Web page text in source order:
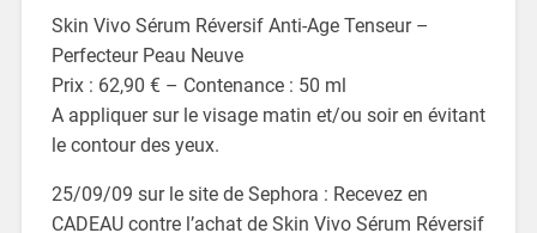
Skin Vivo Sérum Réversif Anti-Age Tenseur –
Perfecteur Peau Neuve
Prix : 62,90 € – Contenance : 50 ml
A appliquer sur le visage matin et/ou soir en évitant
le contour des yeux.
25/09/09 sur le site de Sephora : Recevez en
CADEAU contre l’achat de Skin Vivo Sérum Réversif